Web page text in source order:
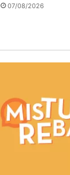
07/08/2026